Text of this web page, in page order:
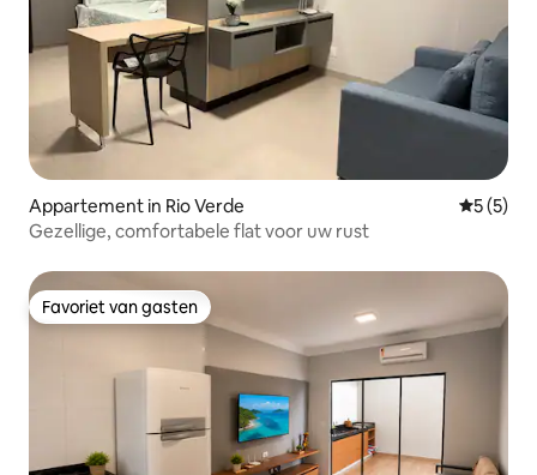
Appartement in Rio Verde
5 (5)
Gezellige, comfortabele flat voor uw rust
Favoriet van gasten
Favoriet van gasten